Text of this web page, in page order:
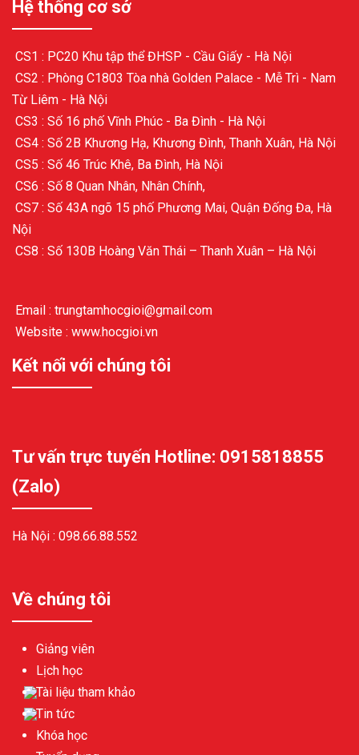
Hệ thống cơ sở
CS1 : PC20 Khu tập thể ĐHSP - Cầu Giấy - Hà Nội
CS2 : Phòng C1803 Tòa nhà Golden Palace - Mễ Trì - Nam
Từ Liêm - Hà Nội
CS3 : Số 16 phố Vĩnh Phúc - Ba Đình - Hà Nội
CS4 : Số 2B Khương Hạ, Khương Đình, Thanh Xuân, Hà Nội
CS5 : Số 46 Trúc Khê, Ba Đình, Hà Nội
CS6 : Số 8 Quan Nhân, Nhân Chính,
CS7 : Số 43A ngõ 15 phố Phương Mai, Quận Đống Đa, Hà
Nội
CS8 : Số 130B Hoàng Văn Thái – Thanh Xuân – Hà Nội
Email : trungtamhocgioi@gmail.com
Website : www.hocgioi.vn
Kết nối với chúng tôi
Tư vấn trực tuyến Hotline: 0915818855
(Zalo)
Hà Nội : 098.66.88.552
Về chúng tôi
Giảng viên
Lịch học
Tài liệu tham khảo
Tin tức
Khóa học